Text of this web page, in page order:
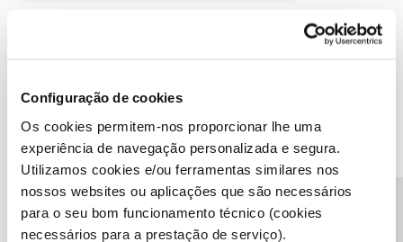
Configuração de cookies
Os cookies permitem-nos proporcionar lhe uma
experiência de navegação personalizada e segura.
Utilizamos cookies e/ou ferramentas similares nos
nossos websites ou aplicações que são necessários
para o seu bom funcionamento técnico (cookies
necessários para a prestação de serviço).
Descubra as novidades de julho